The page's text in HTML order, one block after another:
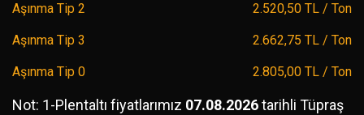
Aşınma Tip 2 2.520,50 TL / Ton
Aşınma Tip 3 2.662,75 TL / Ton
Aşınma Tip 0 2.805,00 TL / Ton
Not: 1-Plentaltı fiyatlarımız 07.08.2026tarihli Tüpraş